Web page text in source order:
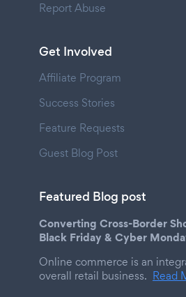
Report Abuse
Get Involved
Affiliate Program
Success Stories
Feature Requests
Guest Blog Post
Featured Blog post
Converting Cross-Border
Black Friday & Cyber
Online commerce is an
overall retail business. Read